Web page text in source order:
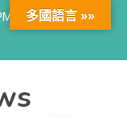
多國語言 »»